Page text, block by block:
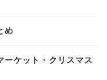
め
ーケット・クリスマス